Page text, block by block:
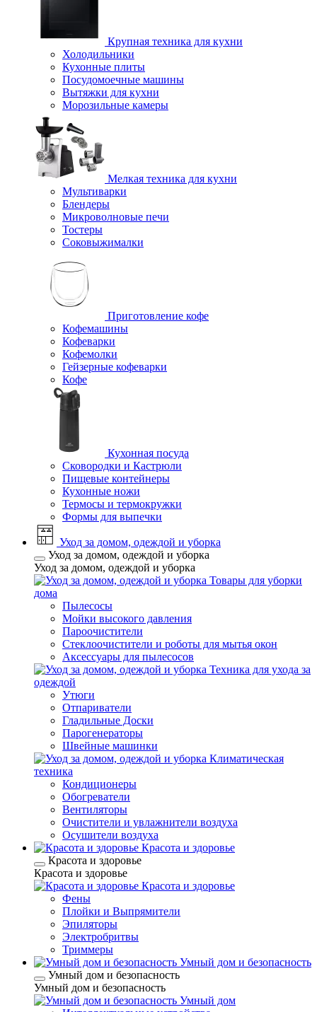
Крупная техника для кухни
Холодильники
Кухонные плиты
Посудомоечные машины
Вытяжки для кухни
Морозильные камеры
Мелкая техника для кухни
Мультиварки
Блендеры
Микроволновые печи
Тостеры
Соковыжималки
Приготовление кофе
Кофемашины
Кофеварки
Кофемолки
Гейзерные кофеварки
Кофе
Кухонная посуда
Сковородки и Кастрюли
Пищевые контейнеры
Кухонные ножи
Термосы и термокружки
Формы для выпечки
Уход за домом, одеждой и уборка
Уход за домом, одеждой и уборка
Уход за домом, одеждой и уборка
Товары для уборки
дома
Пылесосы
Мойки высокого давления
Пароочистители
Стеклоочистители и роботы для мытья окон
Аксессуары для пылесосов
Техника для ухода за
одеждой
Утюги
Отпариватели
Гладильные Доски
Парогенераторы
Швейные машинки
Климатическая
техника
Кондиционеры
Обогреватели
Вентиляторы
Очистители и увлажнители воздуха
Осушители воздуха
Красота и здоровье
Красота и здоровье
Красота и здоровье
Красота и здоровье
Фены
Плойки и Выпрямители
Эпиляторы
Электробритвы
Триммеры
Умный дом и безопасность
Умный дом и безопасность
Умный дом и безопасность
Умный дом